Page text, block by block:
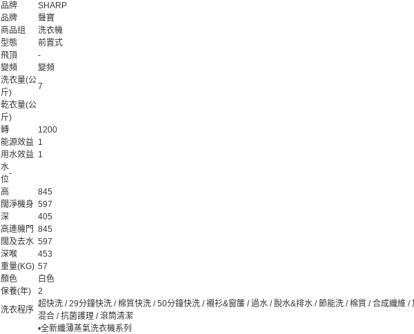
品牌
SHARP
品牌
聲寶
商品组
洗衣機
型態
前置式
飛頂
-
變頻
變頻
洗衣量(公
斤)
7
乾衣量(公
斤)
轉
1200
能源效益 1
用水效益 1
水
位
-
高
淨機身
845
闊
597
深
405
高連機門
及去水
喉
845
闊
597
深
453
重量(KG) 57
顏色
白色
保養(年)
2
洗衣程序
超快洗 / 29分鐘快洗 / 棉質快洗 / 50分鐘快洗 / 襯衫&窗簾 / 過水 / 脫水&排水 / 節能洗 / 棉質 / 合成纖維 /
混合 / 抗菌護理 / 滾筒清潔
•全新纖薄蒸氣洗衣機系列